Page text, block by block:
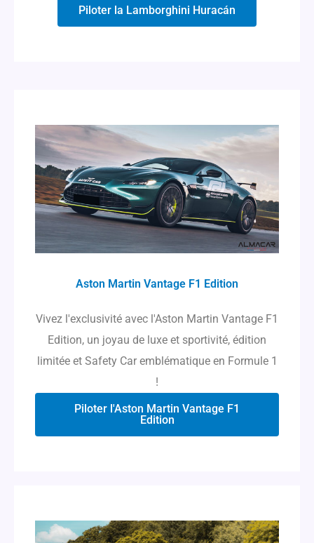
Piloter la Lamborghini Huracán
Aston Martin Vantage F1 Edition
Vivez l'exclusivité avec l'Aston Martin Vantage F1
Edition, un joyau de luxe et sportivité, édition
limitée et Safety Car emblématique en Formule 1
!
Piloter l'Aston Martin Vantage F1
Edition